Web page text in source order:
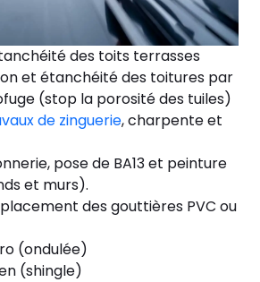
des toits terrasses
et étanchéité des toitures par
(stop la porosité des tuiles)
de zinguerie, charpente et
pose de BA13 et peinture
et murs).
des gouttières PVC ou
(ondulée)
(shingle)